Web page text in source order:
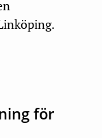
för